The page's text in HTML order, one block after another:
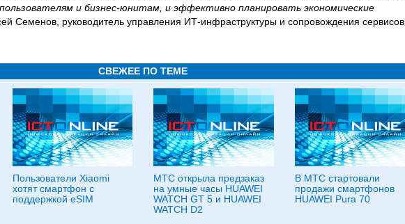
и бизнес-юнитам, и эффективно планировать экономические
Семенов, руководитель управления ИТ-инфраструктуры и сопровождения сервисов
СВЕЖЕЕ ПО ТЕМЕ
Пользователи Xiaomi
хотят смартфон с
поддержкой eSIM
МТС открыла предзаказ
на умные часы HUAWEI
WATCH GT 5 и HUAWEI
WATCH D2
В МТС стартовали
продажи смартфонов
HUAWEI Pura 70